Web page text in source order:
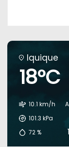
Iquique
18°C
10.1 km/h
101.3 kPa
72 %